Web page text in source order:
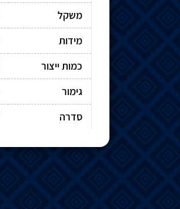
משקל
מידות
כמות ייצור
גימור
סדרה